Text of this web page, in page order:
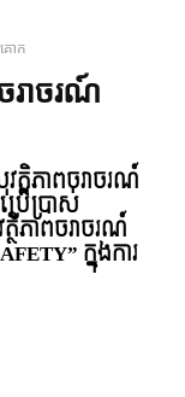
គោក
រាចរណ៍
ត្ថិភាពចរាចរណ៍
រើប្រាស់
ថិភាពចរាចរណ៍
ក្នុងការ